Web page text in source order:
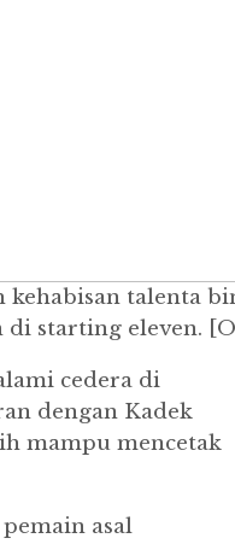
kehabisan talenta
di starting eleven.
cedera di
dengan Kadek
mampu mencetak
asal